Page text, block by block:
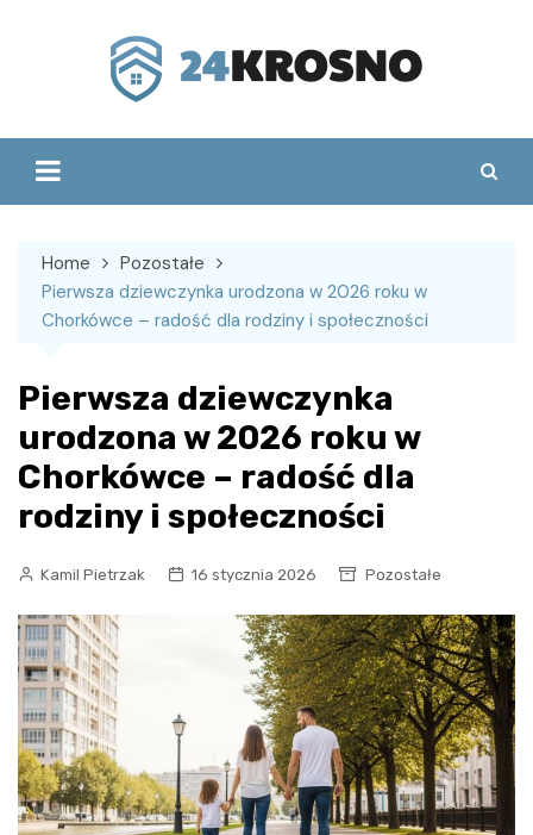
Home
Pozostałe
Pierwsza dziewczynka urodzona w 2026 roku w
Chorkówce – radość dla rodziny i społeczności
Pierwsza dziewczynka
urodzona w 2026 roku w
Chorkówce – radość dla
rodziny i społeczności
Kamil Pietrzak 16 stycznia 2026 Pozostałe